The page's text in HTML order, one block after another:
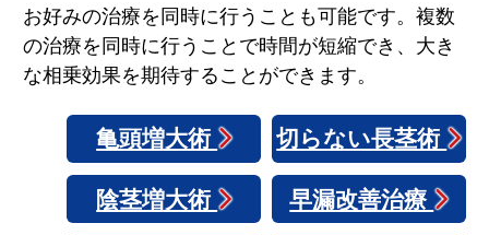
お好みの治療を同時に行うことも可能です。複数
の治療を同時に行うことで時間が短縮でき、大き
な相乗効果を期待することができます。
亀頭増大術 切らない長茎術
陰茎増大術 早漏改善治療